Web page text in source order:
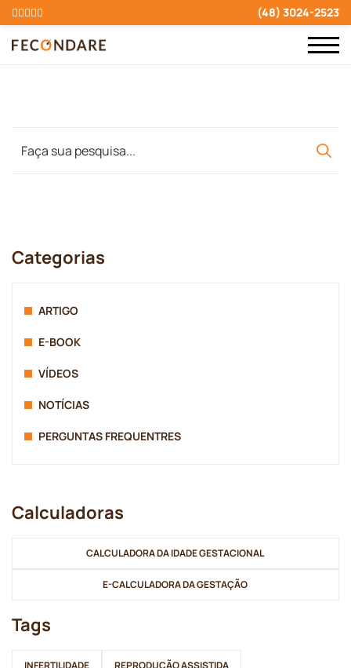
(48) 3024-2523
Categorias
ARTIGO
E-BOOK
VÍDEOS
NOTÍCIAS
PERGUNTAS FREQUENTRES
Tags
INFERTILIDADE REPRODUÇÃO ASSISTIDA
Calculadoras
CALCULADORA DA IDADE GESTACIONAL
E-CALCULADORA DA GESTAÇÃO